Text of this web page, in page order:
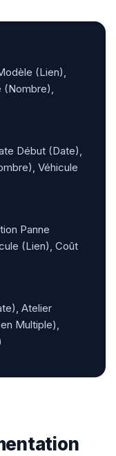
(Lien),
(Nombre),
Début (Date),
Véhicule
Panne
(Lien), Coût
Atelier
Multiple),